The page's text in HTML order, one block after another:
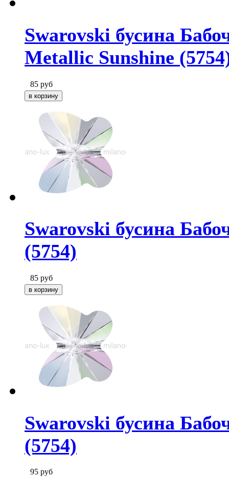
Swarovski бусина
Metallic Sunshine
85 руб
Swarovski бусина
(5754)
85 руб
Swarovski бусина
(5754)
95 руб